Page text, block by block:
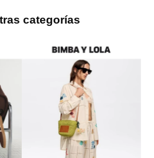
categorías